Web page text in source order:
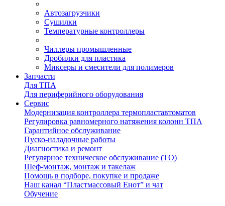
Автозагрузчики
Сушилки
Температурные контроллеры
Чиллеры промышленные
Дробилки для пластика
Миксеры и смесители для полимеров
Запчасти
Для ТПА
Для периферийного оборудования
Сервис
Модернизация контроллера термопластавтоматов
Регулировка равномерного натяжения колонн ТПА
Гарантийное обслуживание
Пуско-наладочные работы
Диагностика и ремонт
Регулярное техническое обслуживание (ТО)
Шеф-монтаж, монтаж и такелаж
Помощь в подборе, покупке и продаже
Наш канал “Пластмассовый Енот” и чат
Обучение